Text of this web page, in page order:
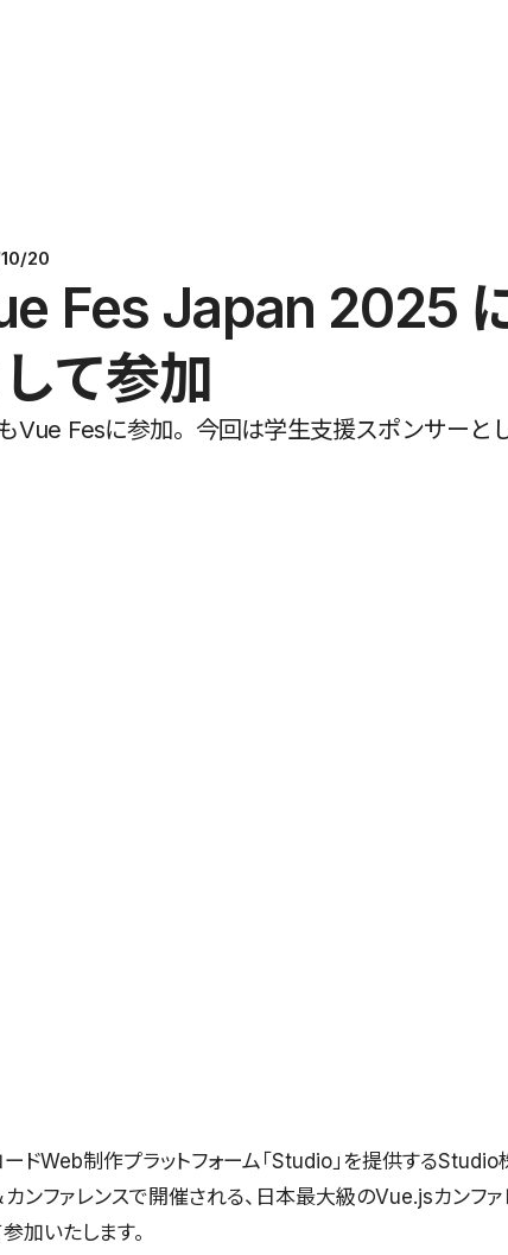
20
Fes Japan 2025
て参加
Vue Fesに参加。今回は学生支援スポンサーと
ードWeb制作プラットフォーム「Studio」を提供する
カンファレンスで開催される、日本最大級のVue.jsカンフ
参加いたします。